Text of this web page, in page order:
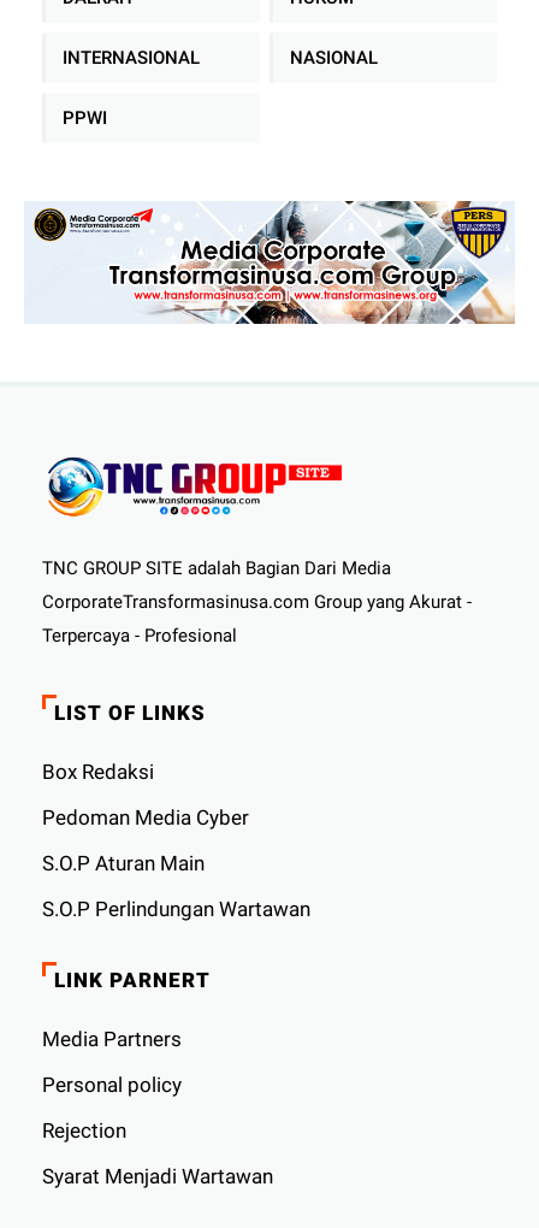
INTERNASIONAL NASIONAL
PPWI
TNC GROUP SITE adalah Bagian Dari Media
CorporateTransformasinusa.com Group yang Akurat -
Terpercaya - Profesional
LIST OF LINKS
Box Redaksi
Pedoman Media Cyber
S.O.P Aturan Main
S.O.P Perlindungan Wartawan
LINK PARNERT
Media Partners
Personal policy
Rejection
Syarat Menjadi Wartawan